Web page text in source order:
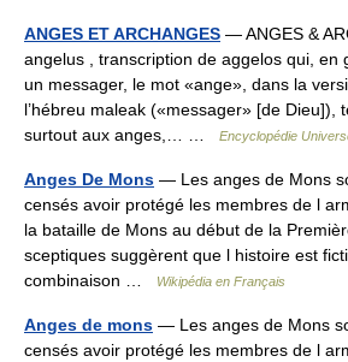
ANGES ET ARCHANGES — ANGES &
angelus , transcription de aggelos qui, en
un messager, le mot «ange», dans la
l’hébreu maleak («messager» [de Dieu]),
surtout aux anges,… …
Encyclopédie
Anges De Mons — Les anges de Mons
censés avoir protégé les membres de l
la bataille de Mons au début de la
sceptiques suggèrent que l histoire est
combinaison …
Wikipédia en Français
Anges de mons — Les anges de Mons
censés avoir protégé les membres de l